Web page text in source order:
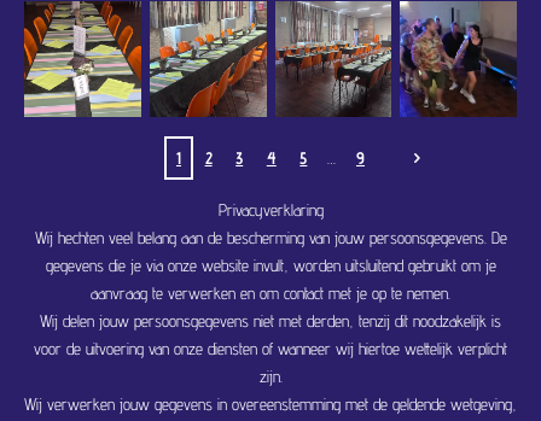
1 2 3 4 5 9
Privacyverklaring
Wij hechten veel belang aan de bescherming van jouw persoonsgegevens. De
gegevens die je via onze website invult, worden uitsluitend gebruikt om je
aanvraag te verwerken en om contact met je op te nemen.
Wij delen jouw persoonsgegevens niet met derden, tenzij dit noodzakelijk is
voor de uitvoering van onze diensten of wanneer wij hiertoe wettelijk verplicht
zijn.
Wij verwerken jouw gegevens in overeenstemming met de geldende wetgeving,